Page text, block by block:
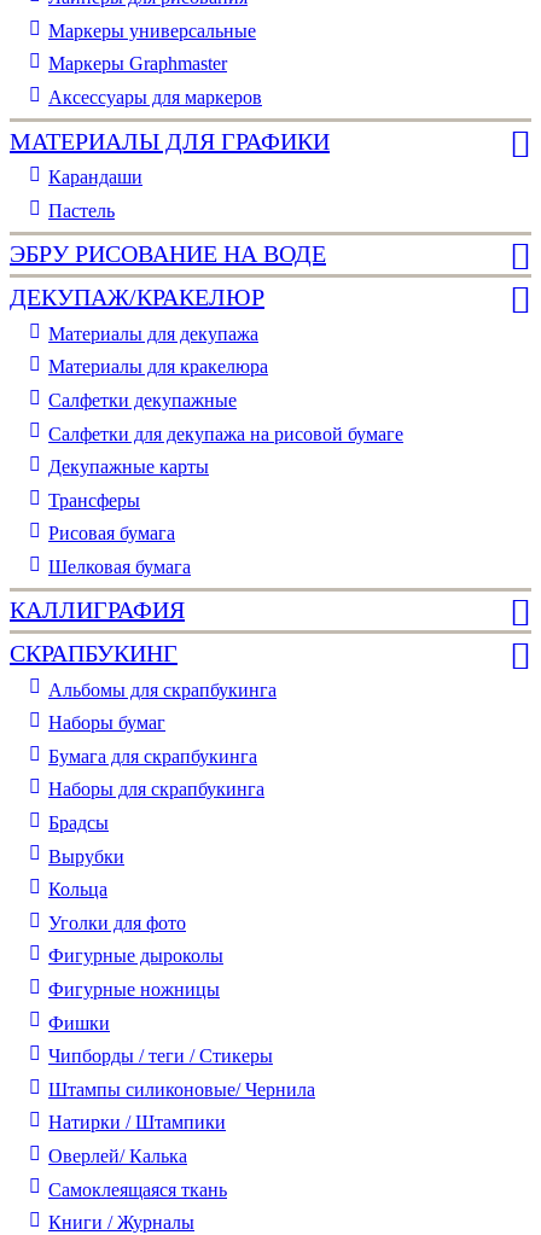
Маркеры универсальные
Маркеры Graphmaster
Аксессуары для маркеров
МАТЕРИАЛЫ ДЛЯ ГРАФИКИ
Карандаши
Пастель
ЭБРУ РИСОВАНИЕ НА ВОДЕ
ДЕКУПАЖ/КРАКЕЛЮР
Материалы для декупажа
Материалы для кракелюра
Cалфетки декупажные
Салфетки для декупажа на рисовой бумаге
Декупажные карты
Трансферы
Рисовая бумага
Шелковая бумага
КАЛЛИГРАФИЯ
СКРАПБУКИНГ
Альбомы для скрапбукинга
Наборы бумаг
Бумага для скрапбукинга
Наборы для скрапбукинга
Брадсы
Вырубки
Кольца
Уголки для фото
Фигурные дыроколы
Фигурные ножницы
Фишки
Чипборды / теги / Стикеры
Штампы силиконовые/ Чернила
Натирки / Штампики
Оверлей/ Калька
Самоклеящаяся ткань
Книги / Журналы